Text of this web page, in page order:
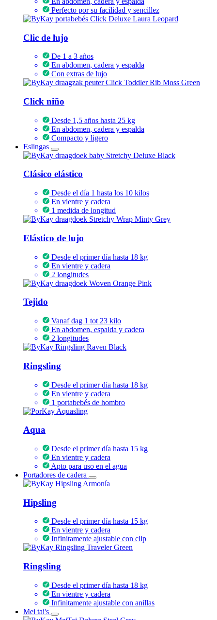
Perfecto por su facilidad y sencillez
Clic de lujo
De 1 a 3 años
En abdomen, cadera y espalda
Con extras de lujo
Click niño
Desde 1,5 años hasta 25 kg
En abdomen, cadera y espalda
Compacto y ligero
Eslingas
Clásico elástico
Desde el día 1 hasta los 10 kilos
En vientre y cadera
1 medida de longitud
Elástico de lujo
Desde el primer día hasta 18 kg
En vientre y cadera
2 longitudes
Tejido
Vanaf dag 1 tot 23 kilo
En abdomen, espalda y cadera
2 longitudes
Ringsling
Desde el primer día hasta 18 kg
En vientre y cadera
1 portabebés de hombro
Aqua
Desde el primer día hasta 15 kg
En vientre y cadera
Apto para uso en el agua
Portadores de cadera
Hipsling
Desde el primer día hasta 15 kg
En vientre y cadera
Infinitamente ajustable con clip
Ringsling
Desde el primer día hasta 18 kg
En vientre y cadera
Infinitamente ajustable con anillas
Mei tai's